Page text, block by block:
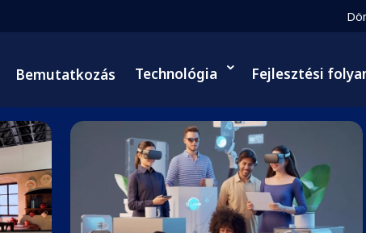
Bemutatkozás Technológia Fejlesztési